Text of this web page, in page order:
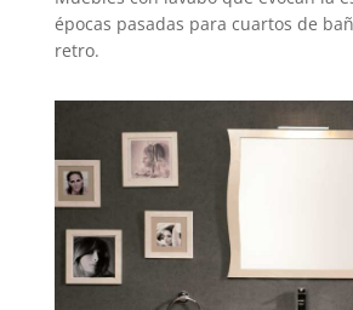
épocas pasadas para cuartos de
retro.